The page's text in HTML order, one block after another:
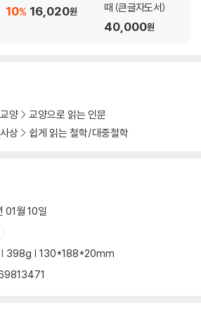
다 - 존 롤스
윌 버킹엄
라! ─ 변화를 위한 마음챙김의 지혜
레프 비고츠키
에릭 호퍼
투어 쇼펜하우어
- 아르투어 쇼펜하우어
라 - 윌리엄 어빈
타』
닝추
자크 라캉
16,020원
10% 때 (큰글자도서)
40,000원
양
교양으로 읽는 인문
상 쉽게 읽는 철학/대중철학
01월 10일
398g | 130*188*20mm